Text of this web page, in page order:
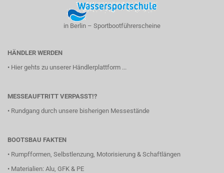
in Berlin – Sportbootführerscheine
HÄNDLER WERDEN
• Hier gehts zu unserer Händlerplattform ...
MESSEAUFTRITT VERPASST!?
• Rundgang durch unsere bisherigen Messestände
BOOTSBAU FAKTEN
• Rumpfformen, Selbstlenzung, Motorisierung & Schaftlängen
• Materialien: Alu, GFK & PE